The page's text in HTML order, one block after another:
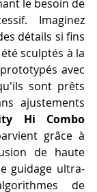
le besoin de
Imaginez
détails si fins
sculptés à la
avec
sont prêts
ajustements
Hi Combo
grâce à
de haute
guidage ultra-
de